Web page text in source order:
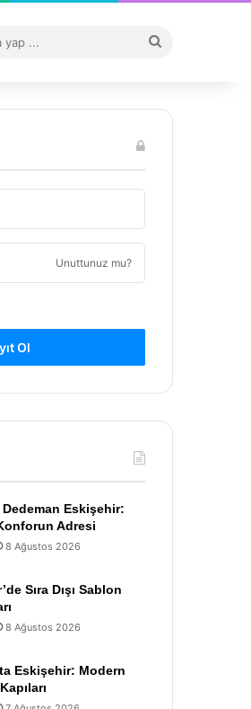
...
Unuttunuz mu?
Ol
Eskişehir:
Adresi
8 Ağustos 2026
Sıra Dışı Sablon
8 Ağustos 2026
Eskişehir: Modern